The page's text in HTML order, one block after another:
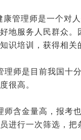
康管理师是一个对
地服务人民群众
识培训，获得相关
理师是目前我国十
很高。
师含金量高，报考
进行一次筛选，把